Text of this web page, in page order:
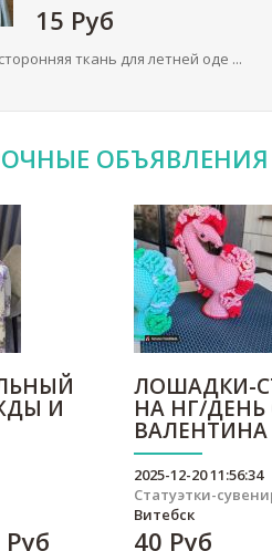
15 Руб
ткань для летней оде ...
ОБЪЯВЛЕНИЯ
И
Руб
ЛОШАДКИ-
НА НГ/ДЕНЬ
ВАЛЕНТИНА
2025-12-20 11:56:34
Статуэтки-
Витебск
40 Руб